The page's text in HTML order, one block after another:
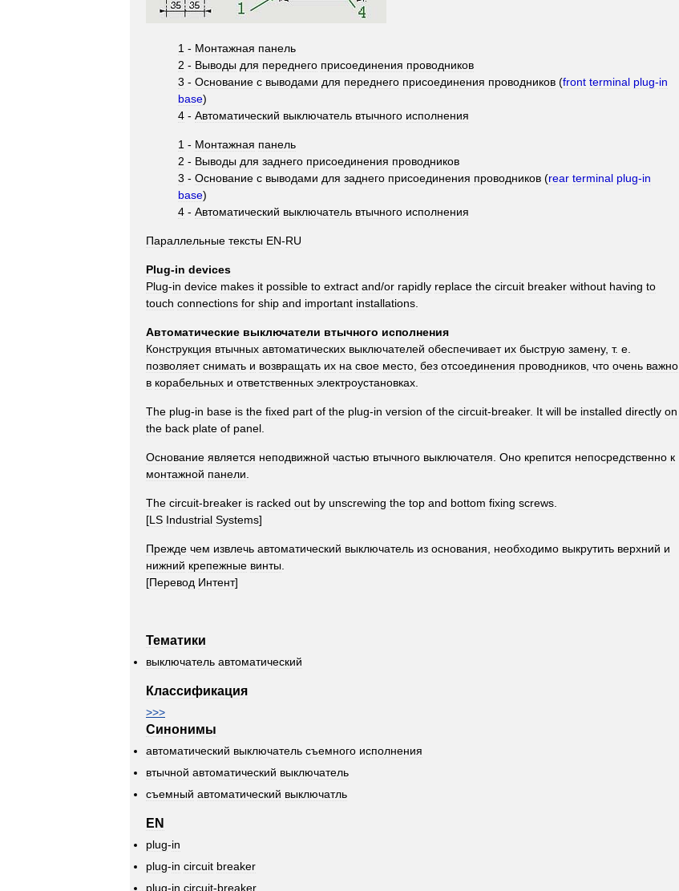
1 - Монтажная панель
2 - Выводы для переднего присоединения проводников
3 - Основание с выводами для переднего присоединения проводников (front terminal plug-in
base)
4 - Автоматический выключатель втычного исполнения
1 - Монтажная панель
2 - Выводы для заднего присоединения проводников
3 - Основание с выводами для заднего присоединения проводников (rear terminal plug-in
base)
4 - Автоматический выключатель втычного исполнения
Параллельные тексты EN-RU
Plug-in devices
Plug-in device makes it possible to extract and/or rapidly replace the circuit breaker without having to
touch connections for ship and important installations
Автоматические выключатели втычного исполнения
Конструкция втычных автоматических выключателей обеспечивает их быструю замену, т. е
позволяет снимать и возвращать их на свое место без отсоединения проводников что очень важно
в корабельных и ответственных электроустановках
The plug-in base is the fixed part of the plug-in version of the circuit-breaker. It will be installed directly on
the back plate of panel
Основание является неподвижной частью втычного выключателя Оно крепится непосредственно к
монтажной панели
The circuit-breaker is racked out by unscrewing the top and bottom fixing screws
[LS Industrial Systems]
Прежде чем извлечь автоматический выключатель из основания необходимо выкрутить верхний и
нижний крепежные винты
[Перевод Интент]
Тематики
выключатель автоматический
Классификация
>>>
Синонимы
автоматический выключатель съемного исполнения
втычной автоматический выключатель
съемный автоматический выключатль
EN
plug-in
plug-in circuit breaker
plug-in circuit-breaker